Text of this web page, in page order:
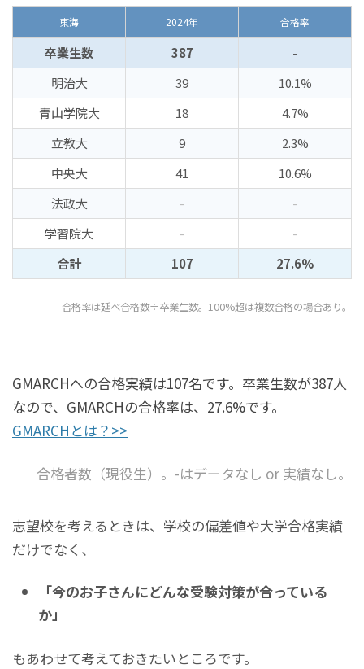
東海 2024年 合格率
卒業生数 387
-
明治大
39
10.1%
青山学院大
18
4.7%
立教大
9
2.3%
中央大
41
10.6%
法政大
-
-
学習院大
-
-
合計
107 27.6%
合格率は延べ合格数÷卒業生数。100%超は複数合格の場合あり。
GMARCHへの合格実績は107名です。卒業生数が387人
なので、GMARCHの合格率は、27.6%です。
GMARCHとは？>>
合格者数（現役生）。-はデータなし or 実績なし。
志望校を考えるときは、学校の偏差値や大学合格実績
だけでなく、
「今のお子さんにどんな受験対策が合っている
か」
もあわせて考えておきたいところです。